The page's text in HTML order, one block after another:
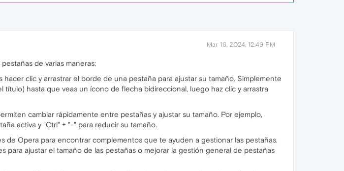
Mar 16, 2024, 12:49 PM
de varias maneras:
clic y arrastrar el borde de una pestaña para ajustar su tamaño. Simplemente
hasta que veas un ícono de flecha bidireccional, luego haz clic y arrastra
cambiar rápidamente entre pestañas y ajustar su tamaño. Por ejemplo,
activa y "Ctrl" + "-" para reducir su tamaño.
de Opera para encontrar complementos que te ayuden a gestionar las pestañas.
ajustar el tamaño de las pestañas o mejorar la gestión general de pestañas